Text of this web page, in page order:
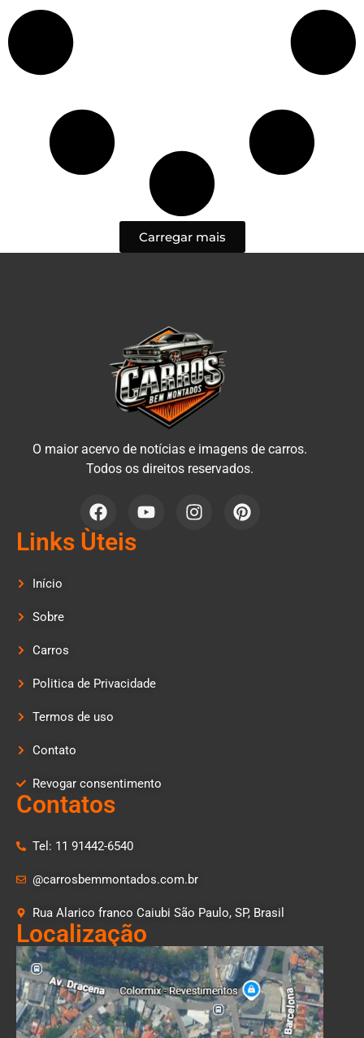
Carregar mais
O maior acervo de notícias e imagens de carros.
Todos os direitos reservados.
Links Ùteis
Início
Sobre
Carros
Politica de Privacidade
Termos de uso
Contato
Revogar consentimento
Contatos
Tel: 11 91442-6540
@carrosbemmontados.com.br
Rua Alarico franco Caiubi São Paulo, SP, Brasil
Localização